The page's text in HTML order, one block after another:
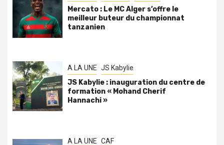
Mercato : Le MC Alger s’offre le
meilleur buteur du championnat
tanzanien
A LA UNE JS Kabylie
JS Kabylie : inauguration du centre de
formation « Mohand Cherif
Hannachi »
A LA UNE CAF